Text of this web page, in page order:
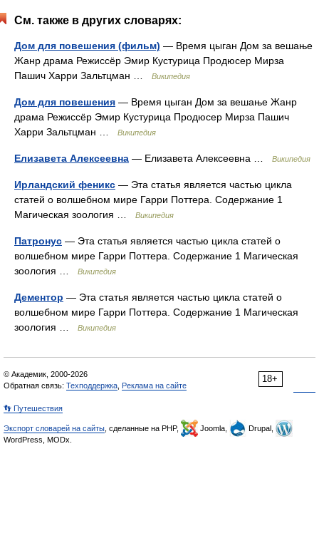
См. также в других словарях:
Дом для повешения (фильм) — Время цыган Дом за вешање
Жанр драма Режиссёр Эмир Кустурица Продюсер Мирза
Пашич Харри Зальтцман …
Википедия
Дом для повешения — Время цыган Дом за вешање Жанр
драма Режиссёр Эмир Кустурица Продюсер Мирза Пашич
Харри Зальтцман …
Википедия
Елизавета Алексеевна — Елизавета Алексеевна … Википедия
Ирландский феникс — Эта статья является частью цикла
статей о волшебном мире Гарри Поттера. Содержание 1
Магическая зоология …
Википедия
Патронус — Эта статья является частью цикла статей о
волшебном мире Гарри Поттера. Содержание 1 Магическая
зоология …
Википедия
Дементор — Эта статья является частью цикла статей о
волшебном мире Гарри Поттера. Содержание 1 Магическая
зоология …
Википедия
18+
© Академик, 2000-2026
Обратная связь: Техподдержка Реклама на сайте
👣 Путешествия
Экспорт словарей на сайты , сделанные на PHP, Joomla,
Drupal,
WordPress, MODx.